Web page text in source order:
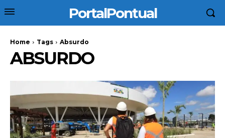
PortalPontual
Home Tags Absurdo
ABSURDO